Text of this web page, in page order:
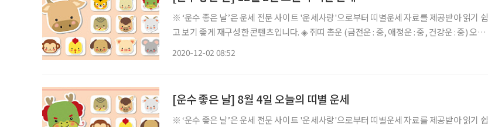
※ ‘운수 좋은 날’은 운세 전문 사이트 '운세사랑'으로부터 띠별운세 자료를 제공받아 읽기 쉽
고 보기 좋게 재구성한 콘텐츠입니다. ◈ 쥐띠 총운 (금전운 : 중, 애정운 : 중, 건강운 : 중) 오늘
2020-12-02 08:52
[운수 좋은 날] 8월 4일 오늘의 띠별 운세
※ ‘운수 좋은 날’은 운세 전문 사이트 '운세사랑'으로부터 띠별운세 자료를 제공받아 읽기 쉽